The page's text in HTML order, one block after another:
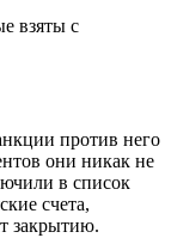
взяты с
против него
они никак не
в список
счета,
закрытию.